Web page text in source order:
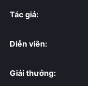
Tác giả:
Diễn viên:
Giải thưởng: